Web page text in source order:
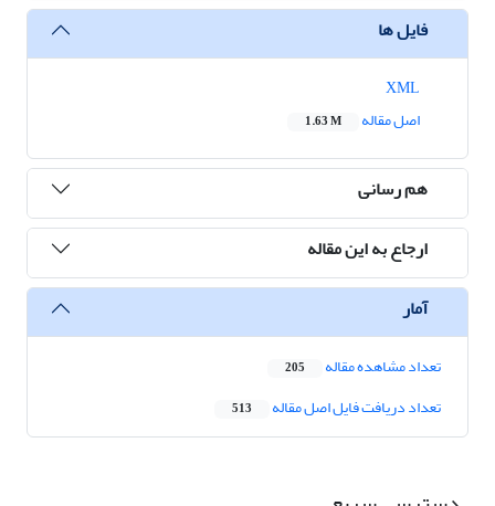
فایل ها
اصل مقاله
1.63 M
هم رسانی
ارجاع به این مقاله
آمار
تعداد مشاهده مقاله 205
تعداد دریافت فایل اصل مقاله 513